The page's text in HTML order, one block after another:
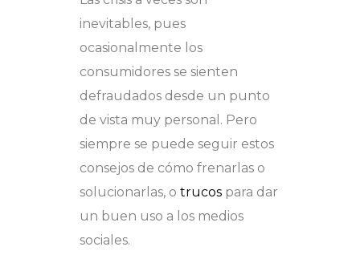
inevitables, pues
ocasionalmente los
consumidores se sienten
defraudados desde un punto
de vista muy personal. Pero
siempre se puede seguir estos
consejos de cómo frenarlas o
solucionarlas, o trucos para dar
un buen uso a los medios
sociales.